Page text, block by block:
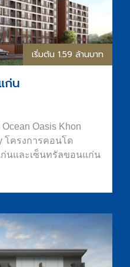
เริ่มต้น 1.59 ล้านบาท
ก่น
Oasis Khon
โครงการคอนโด
นและเซ็นทรัลขอนแก่น
ะมีความเป็นส่วนตัว
การันตีที่จอดรถ
ติดถนนมิตรภาพ เดิน